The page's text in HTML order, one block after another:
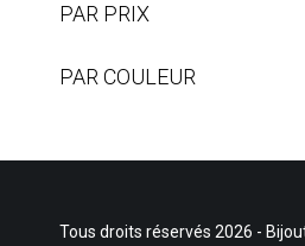
PAR PRIX
PAR COULEUR
Tous droits réservés 2026 -